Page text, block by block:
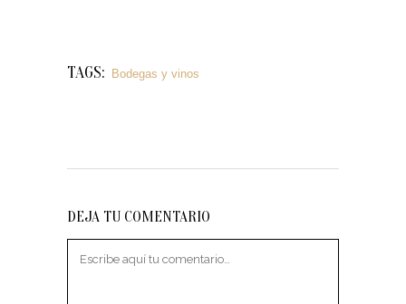
TAGS: Bodegas y vinos
DEJA TU COMENTARIO